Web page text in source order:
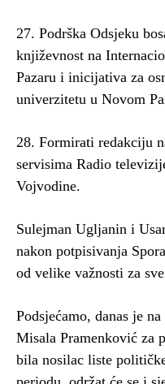
27. Podrška Odsjeku
književnost na
Pazaru i inicijativa za
univerzitetu u Novom
28. Formirati redakciju
servisima Radio
Vojvodine.
Sulejman Ugljanin i
nakon potpisivanja
od velike važnosti za
Podsjećamo, danas je
Misala Pramenković za
bila nosilac liste